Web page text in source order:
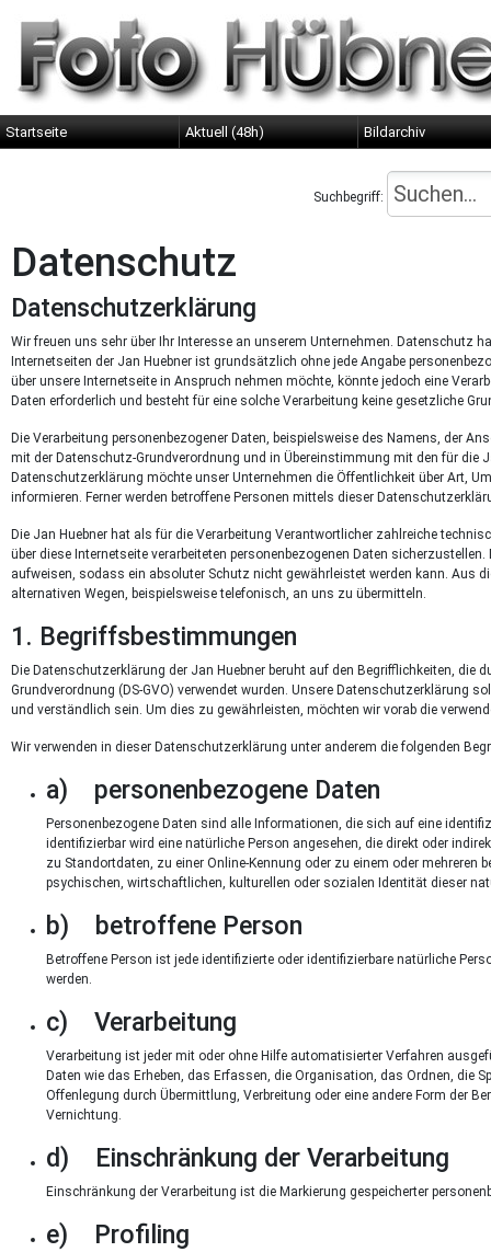
Startseite Aktuell (48h) Bildarchiv
Suchbegriff:
Datenschutz
Datenschutzerklärung
Wir freuen uns sehr über Ihr Interesse an unserem Unternehmen. Datenschutz
Internetseiten der Jan Huebner ist grundsätzlich ohne jede Angabe
über unsere Internetseite in Anspruch nehmen möchte, könnte jedoch eine
Daten erforderlich und besteht für eine solche Verarbeitung keine gesetzliche
Die Verarbeitung personenbezogener Daten, beispielsweise des Namens, der
mit der Datenschutz-Grundverordnung und in Übereinstimmung mit den für
Datenschutzerklärung möchte unser Unternehmen die Öffentlichkeit über Art,
informieren. Ferner werden betroffene Personen mittels dieser
Die Jan Huebner hat als für die Verarbeitung Verantwortlicher zahlreiche
über diese Internetseite verarbeiteten personenbezogenen Daten
aufweisen, sodass ein absoluter Schutz nicht gewährleistet werden kann. Aus
alternativen Wegen, beispielsweise telefonisch, an uns zu übermitteln.
1. Begriffsbestimmungen
Die Datenschutzerklärung der Jan Huebner beruht auf den Begrifflichkeiten,
Grundverordnung (DS-GVO) verwendet wurden. Unsere Datenschutzerklärung
und verständlich sein. Um dies zu gewährleisten, möchten wir vorab die
Wir verwenden in dieser Datenschutzerklärung unter anderem die folgenden
a) personenbezogene Daten
Personenbezogene Daten sind alle Informationen, die sich auf eine
identifizierbar wird eine natürliche Person angesehen, die direkt oder
zu Standortdaten, zu einer Online-Kennung oder zu einem oder
psychischen, wirtschaftlichen, kulturellen oder sozialen Identität dieser
b) betroffene Person
Betroffene Person ist jede identifizierte oder identifizierbare natürliche
werden.
c) Verarbeitung
Verarbeitung ist jeder mit oder ohne Hilfe automatisierter Verfahren
Daten wie das Erheben, das Erfassen, die Organisation, das Ordnen, die
Offenlegung durch Übermittlung, Verbreitung oder eine andere Form der
Vernichtung.
d) Einschränkung der Verarbeitung
Einschränkung der Verarbeitung ist die Markierung gespeicherter
e) Profiling